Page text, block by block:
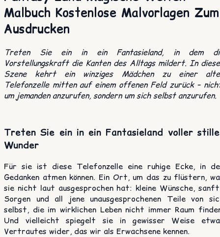
Malbuch Kostenlose Malvorlagen Zum
Ausdrucken
Treten Sie ein in ein Fantasieland, in dem
Vorstellungskraft die Kanten des Alltags mildert. In
Szene kehrt ein winziges Mädchen zu einer
Telefonzelle mitten auf einem offenen Feld zurück –
um jemanden anzurufen, sondern um sich selbst anzurufen.
Treten Sie ein in ein Fantasieland voller
Wunder
Für sie ist diese Telefonzelle eine ruhige Ecke, in
Gedanken atmen können. Ein Ort, um das zu flüstern,
sie nicht laut ausgesprochen hat: kleine Wünsche,
Sorgen und all jene unausgesprochenen Teile von
selbst, die im wirklichen Leben nicht immer Raum
Und vielleicht spiegelt sie in gewisser Weise
Vertrautes wider, das wir als Erwachsene kennen.